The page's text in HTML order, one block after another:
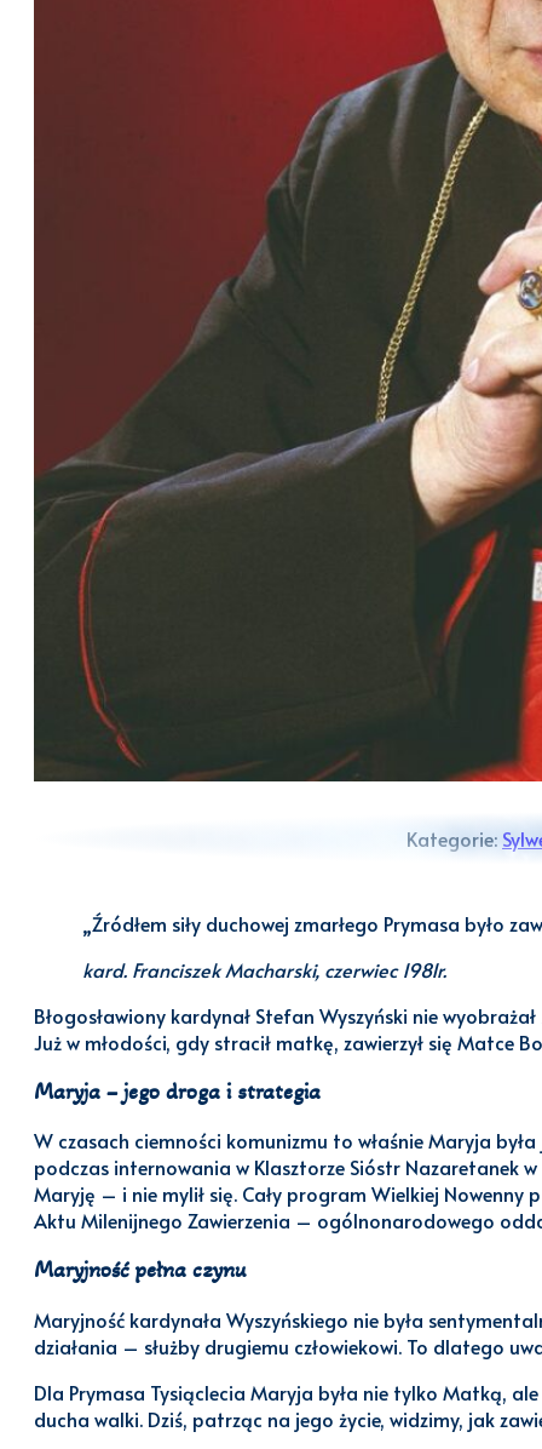
Kategorie:
„Źródłem siły duchowej zmarłego Prymasa było
kard. Franciszek Macharski, czerwiec 1981r.
Błogosławiony kardynał Stefan Wyszyński nie
Już w młodości, gdy stracił matkę, zawierzył się Matce
Maryja – jego droga i strategia
W czasach ciemności komunizmu to właśnie Maryja
podczas internowania w Klasztorze Sióstr Nazaretanek
Maryję – i nie mylił się. Cały program Wielkiej Nowenny
Aktu Milenijnego Zawierzenia – ogólnonarodowego
Maryjność pełna czynu
Maryjność kardynała Wyszyńskiego nie była
działania – służby drugiemu człowiekowi. To dlatego
Dla Prymasa Tysiąclecia Maryja była nie tylko Matką,
ducha walki. Dziś, patrząc na jego życie, widzimy, jak